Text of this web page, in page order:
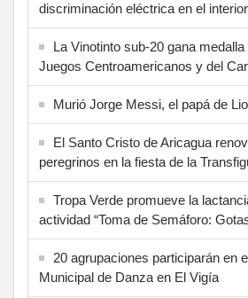
discriminación eléctrica en el
La Vinotinto sub-20 gana
Juegos Centroamericanos y del
Murió Jorge Messi, el papá de
El Santo Cristo de Aricagua
peregrinos en la fiesta de la
Tropa Verde promueve la
actividad “Toma de Semáforo:
20 agrupaciones participarán en
Municipal de Danza en El Vigía